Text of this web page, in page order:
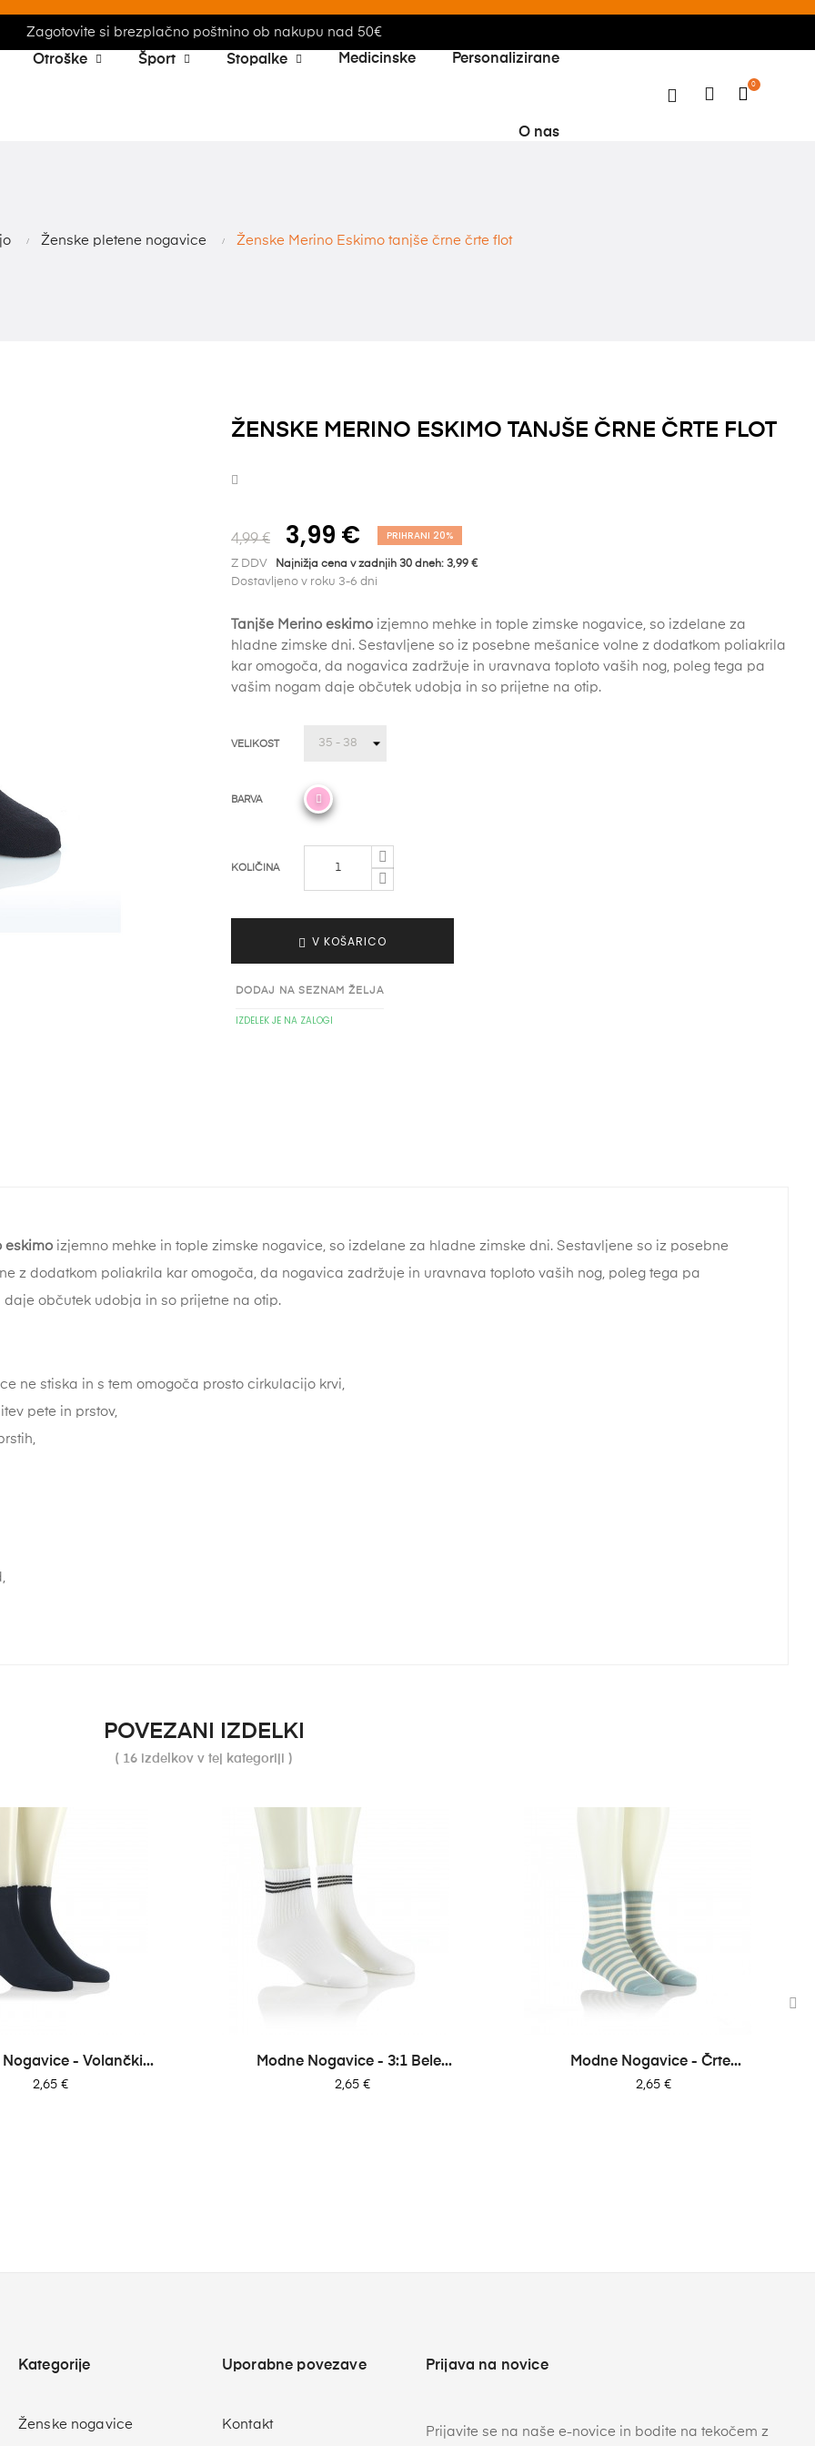
Zagotovite si brezplačno poštnino ob nakupu nad 50€
Otroške Šport Stopalke Medicinske Personalizirane
O nas
0
Ženske pletene nogavice Ženske Merino Eskimo tanjše črne črte flot
ŽENSKE MERINO ESKIMO TANJŠE ČRNE ČRTE FLOT
4,99 € 3,99 € PRIHRANI 20%
Z DDV Najnižja cena v zadnjih 30 dneh: 3,99 €
Dostavljeno v roku 3-6 dni
Tanjše Merino eskimo izjemno mehke in tople zimske nogavice, so izdelane za
hladne zimske dni. Sestavljene so iz posebne mešanice volne z dodatkom poliakrila
kar omogoča, da nogavica zadržuje in uravnava toploto vaših nog, poleg tega pa
vašim nogam daje občutek udobja in so prijetne na otip.
VELIKOST
BARVA
KOLIČINA
V KOŠARICO
DODAJ NA SEZNAM ŽELJA
IZDELEK JE NA ZALOGI
eskimo izjemno mehke in tople zimske nogavice, so izdelane za hladne zimske dni. Sestavljene so iz posebne
z dodatkom poliakrila kar omogoča, da nogavica zadržuje in uravnava toploto vaših nog, poleg tega pa
daje občutek udobja in so prijetne na otip.
ne stiska in s tem omogoča prosto cirkulacijo krvi,
pete in prstov,
POVEZANI IZDELKI
( 16 izdelkov v tej kategoriji )
Nogavice - Volančki...
Cena
2,65 €
Modne Nogavice - 3:1 Bele...
Cena
2,65 €
Modne Nogavice - Črte...
Cena
2,65 €
Kategorije
Ženske nogavice
Uporabne povezave
Kontakt
Prijava na novice
Prijavite se na naše e-novice in bodite na tekočem z